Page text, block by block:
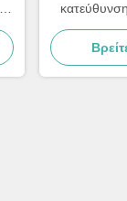
ισχύος